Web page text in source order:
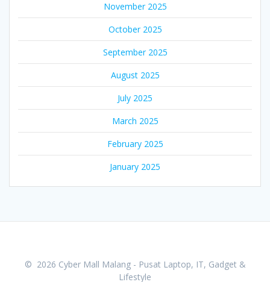
November 2025
October 2025
September 2025
August 2025
July 2025
March 2025
February 2025
January 2025
© 2026 Cyber Mall Malang - Pusat Laptop, IT, Gadget &
Lifestyle